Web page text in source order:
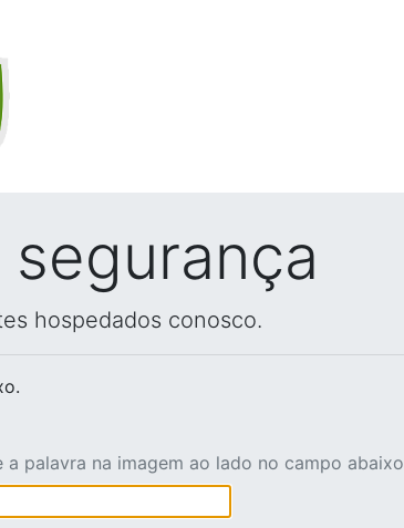
hospedados conosco.
a palavra na imagem ao lado no campo abaixo